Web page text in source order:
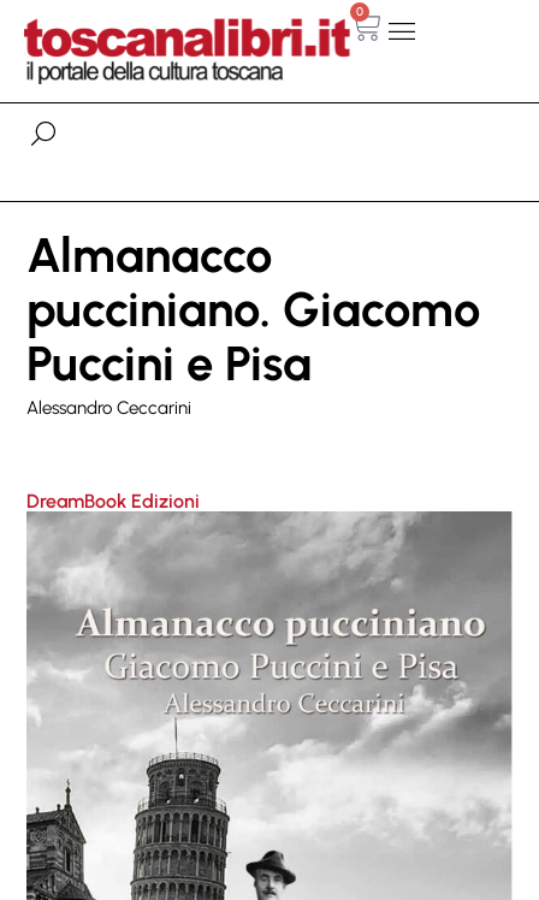
0
Almanacco
pucciniano. Giacomo
Puccini e Pisa
Alessandro Ceccarini
DreamBook Edizioni